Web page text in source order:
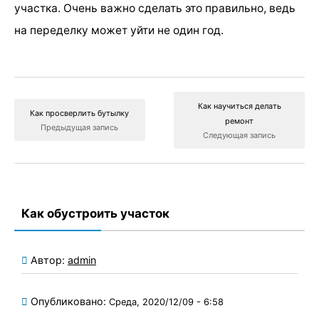
участка. Очень важно сделать это правильно, ведь
на переделку может уйти не один год.
Как просверлить бутылку
Предыдущая запись
Как научиться делать
ремонт
Следующая запись
Как обустроить участок
Автор: admin
Опубликовано: Среда, 2020/12/09 - 6:58